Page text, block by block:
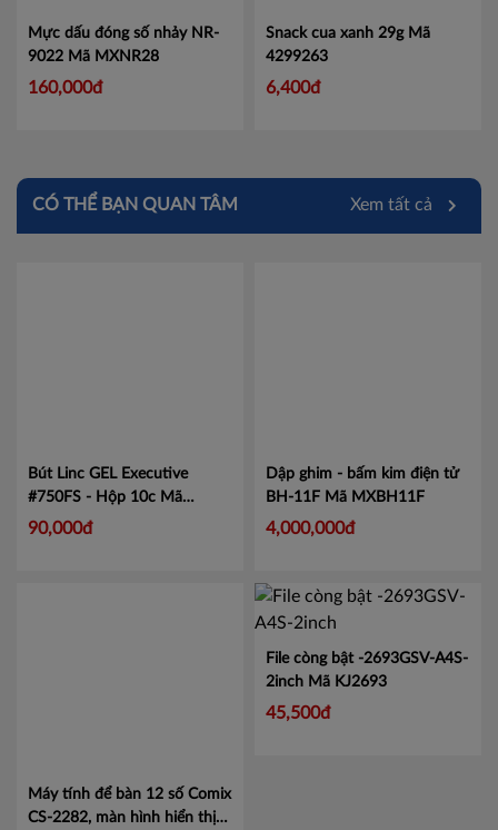
Mực dấu đóng số nhảy NR-
9022 Mã MXNR28
160,000đ
Snack cua xanh 29g Mã
4299263
6,400đ
CÓ THỂ BẠN QUAN TÂM Xem tất cả
Bút Linc GEL Executive
#750FS - Hộp 10c Mã
LIN750
90,000đ
Dập ghim - bấm kim điện tử
BH-11F Mã MXBH11F
4,000,000đ
Máy tính để bàn 12 số Comix
CS-2282, màn hình hiển thị